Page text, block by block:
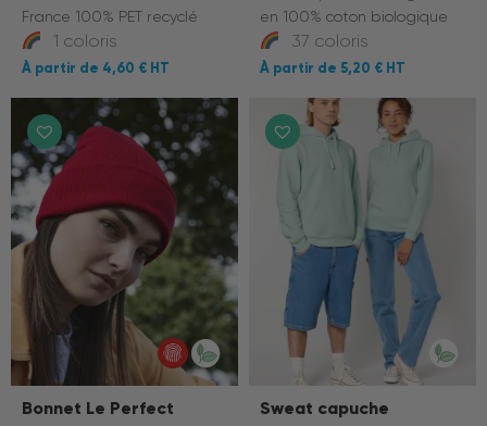
France 100% PET recyclé
1 coloris
4,60 €
en 100% coton biologique
37 coloris
5,20 €
Bonnet Le Perfect
Sweat capuche